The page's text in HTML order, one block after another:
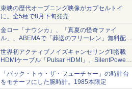
東映の歴代オープニング映像がカプセルトイ
に。全5種で8月下旬発売
金ロー「ナウシカ」、「真夏の怪奇ファイ
ル」、ABEMAで「葬送のフリーレン」無料配信
など。夏の特番・配信情報
世界初アクティブノイズキャンセリングII搭載
HDMIケーブル「Pulsar HDMI」。SilentPower
から
「バック・トゥ・ザ・フューチャー」の時計台
をモチーフにした腕時計。1985本限定